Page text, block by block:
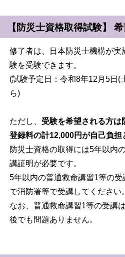
【防災士資格取得試験】
修了者は、日本防災士機構が実
験を受験できます。
(試験予定日：令和8年12月5日(
ら)
ただし、 受験を希望される方は
登録料の計12,000円が自己負担
防災士資格の取得には5年以内
講証明が必要です。
5年以内の普通救命講習1等の
で消防署等で受講してください。
なお、普通救命講習1等の受講
後でも問題ありません。